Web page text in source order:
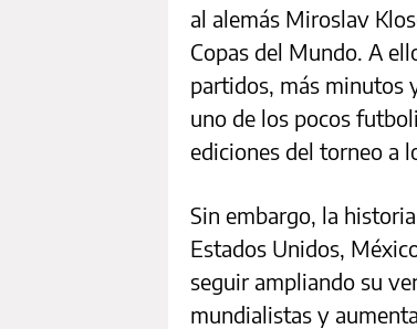
al alemás Miroslav
Copas del Mundo. A
partidos, más minutos
uno de los pocos
ediciones del torneo a
Sin embargo, la
Estados Unidos,
seguir ampliando su
mundialistas y